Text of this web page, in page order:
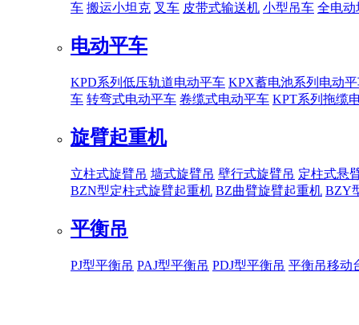
车 搬运小坦克 叉车 皮带式输送机 小型吊车 全电动
电动平车
KPD系列低压轨道电动平车 KPX蓄电池系列电动
车 转弯式电动平车 卷缆式电动平车 KPT系列拖缆
旋臂起重机
立柱式旋臂吊 墙式旋臂吊 壁行式旋臂吊 定柱式悬
BZN型定柱式旋臂起重机 BZ曲臂旋臂起重机 BZY
平衡吊
PJ型平衡吊 PAJ型平衡吊 PDJ型平衡吊 平衡吊移动